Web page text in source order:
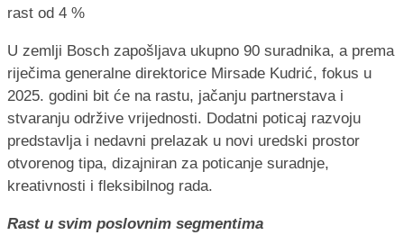
U zemlji Bosch zapošljava ukupno 90 suradnika, a prema
riječima generalne direktorice Mirsade Kudrić, fokus u
2025. godini bit će na rastu, jačanju partnerstava i
stvaranju održive vrijednosti. Dodatni poticaj razvoju
predstavlja i nedavni prelazak u novi uredski prostor
otvorenog tipa, dizajniran za poticanje suradnje,
kreativnosti i fleksibilnog rada.
Rast u svim poslovnim segmentima